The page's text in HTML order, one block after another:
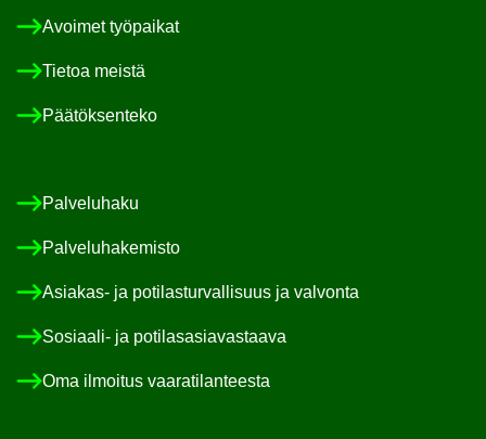
Avoi­met työ­pai­kat
Tie­toa meis­tä
Pää­tök­sen­te­ko
Pal­ve­lu­ha­ku
Pal­ve­lu­ha­ke­mis­to
Asiakas-​ ja po­ti­las­tur­val­li­suus ja val­von­ta
Sosiaali-​ ja po­ti­las­asia­vas­taa­va
Oma il­moi­tus vaa­ra­ti­lan­tees­ta